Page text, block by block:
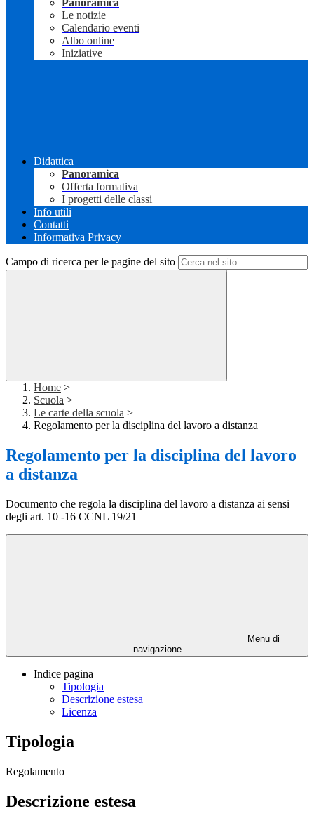
Panoramica
Le notizie
Calendario eventi
Albo online
Iniziative
Didattica
Panoramica
Offerta formativa
I progetti delle classi
Info utili
Contatti
Informativa Privacy
Campo di ricerca per le pagine del sito
Home >
Scuola >
Le carte della scuola >
Regolamento per la disciplina del lavoro a distanza
Regolamento per la disciplina del lavoro
a distanza
Documento che regola la disciplina del lavoro a distanza ai sensi
degli art. 10 -16 CCNL 19/21
Menu di
navigazione
Indice pagina
Tipologia
Descrizione estesa
Licenza
Tipologia
Regolamento
Descrizione estesa